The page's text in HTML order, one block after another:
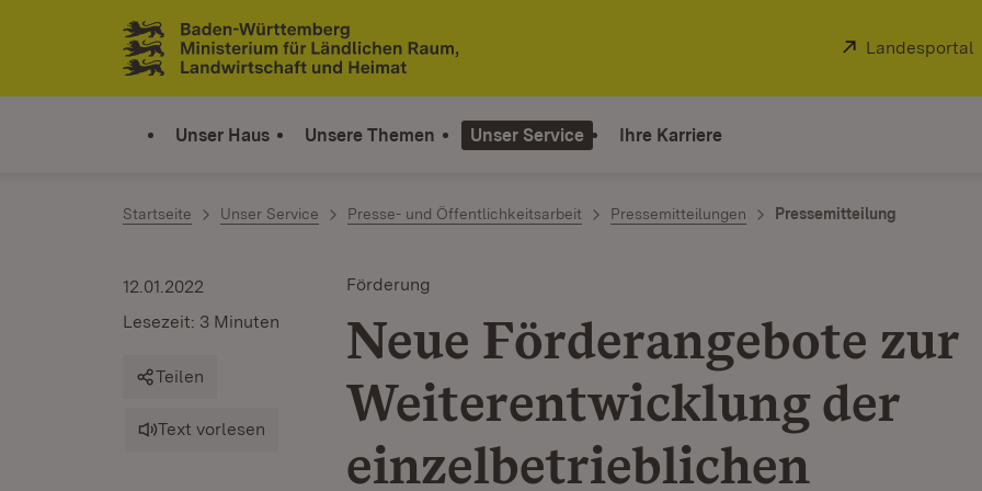
Zum Inhalt springen
Link zur Startseite
Extern:
Landesportal
Unser Haus Unsere Themen Unser Service Ihre Karriere
Startseite Unser Service Presse- und Öffentlichkeitsarbeit Pressemitteilungen Pressemitteilung
Förderung
Neue Förderangebote zur
Weiterentwicklung der
einzelbetrieblichen
12.01.2022
Lesezeit: 3 Minuten
Teilen
Text vorlesen